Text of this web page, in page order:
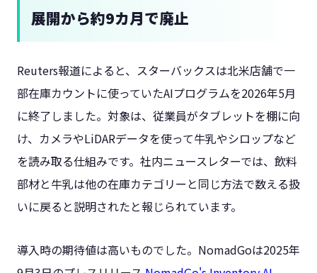
展開から約9カ月で廃止
Reuters報道によると、スターバックスは北米店舗で一
部在庫カウントに使っていたAIプログラムを2026年5月
に終了しました。対象は、従業員がタブレットを棚に向
け、カメラやLiDARデータを使って牛乳やシロップなど
を読み取る仕組みです。社内ニュースレターでは、飲料
部材と牛乳は他の在庫カテゴリーと同じ方法で数える扱
いに戻ると説明されたと報じられています。
導入時の期待値は高いものでした。NomadGoは2025年